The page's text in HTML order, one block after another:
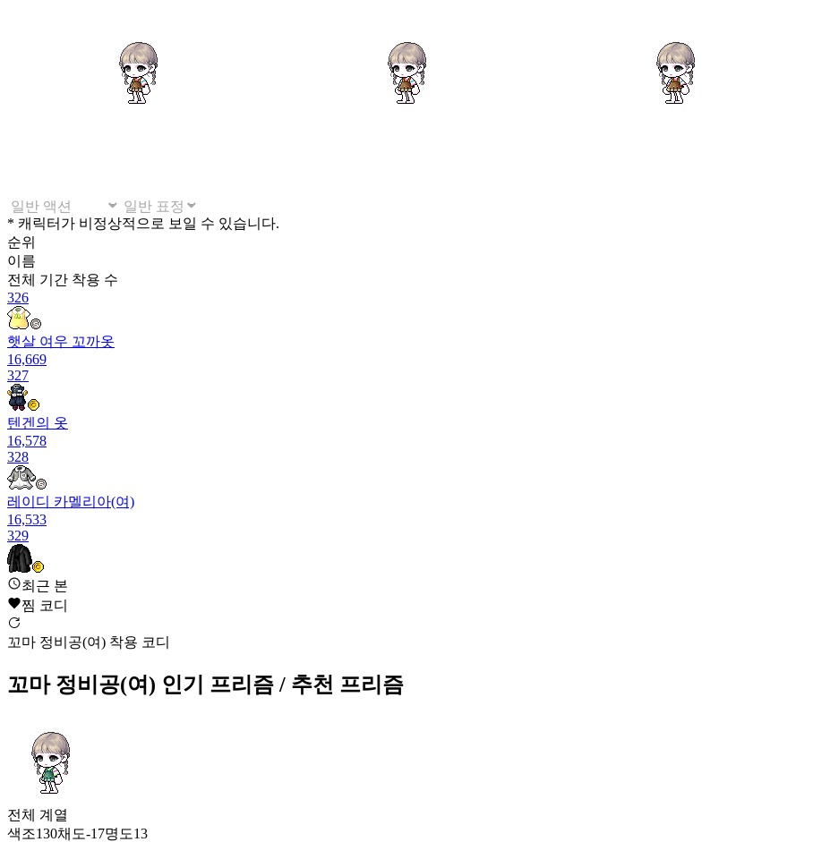
* 캐릭터가 비정상적으로 보일 수 있습니다.
순위
이름
전체 기간 착용 수
326
햇살 여우 꼬까옷
16,669
327
텐겐의 옷
16,578
328
레이디 카멜리아(여)
16,533
329
다크 슈트(남)
16,487
330
코브라 하와이안 의상
331
16,391
꼬마 정비공(여)
16,289
333
최근 본
찜 코디
꼬마 정비공(여) 착용 코디
꼬마 정비공(여) 인기 프리즘 / 추천 프리즘
전체 계열
색조130채도-17명도13